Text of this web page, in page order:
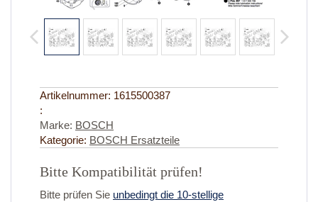
Artikelnummer: 1615500387
:
Marke: BOSCH
Kategorie: BOSCH Ersatzteile
Bitte Kompatibilität prüfen!
Bitte prüfen Sie unbedingt die 10-stellige